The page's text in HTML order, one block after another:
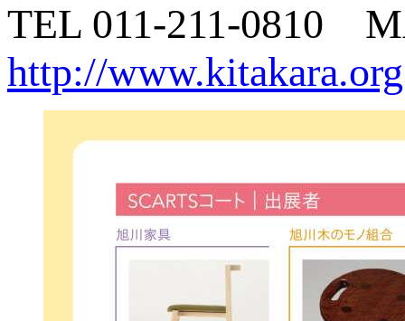
TEL 011-211-0810
http://www.kitakara.org